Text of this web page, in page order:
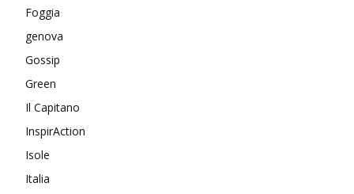
Foggia
genova
Gossip
Green
Il Capitano
InspirAction
Isole
Italia